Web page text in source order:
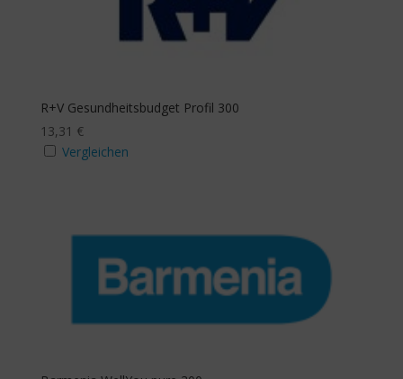
R+V Gesund­heits­budget Profil 300
13,31 €
Vergleichen